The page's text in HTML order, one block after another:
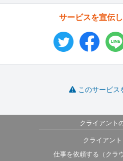
サービスを宣伝
このサービス
クライアント
クライアン
仕事を依頼する（クラ